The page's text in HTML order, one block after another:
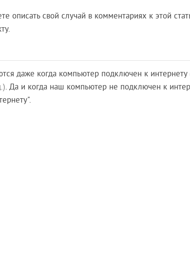
свой случай в комментариях к этой
даже когда компьютер подключен к интернету
. Да и когда наш компьютер не подключен к